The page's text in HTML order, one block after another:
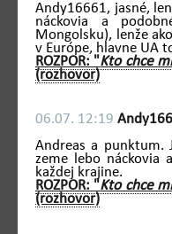
Andy16661, jasné,
náckovia a
Mongolsku), lenže
v Európe, hlavne UA
ROZPOR: "Kto chce
(rozhovor)
06.07. 12:19
Andreas a punktum.
zeme lebo náckovia
každej krajine.
ROZPOR: "Kto chce
(rozhovor)